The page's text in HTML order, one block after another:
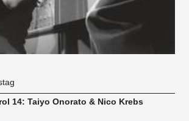
14: Taiyo Onorato & Nico Krebs